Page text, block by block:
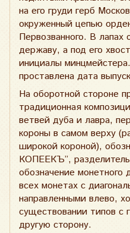
на его груди герб
окруженный цепью
Первозванного. В
державу, а под его
инициалы
проставлена дата
На оборотной стороне
традиционная
ветвей дуба и лавра,
короны в самом верху
широкой короной),
КОПЕЕКЪ”,
обозначение монетного
всех монетах с
направленными влево,
существовании типов с
другую сторону.